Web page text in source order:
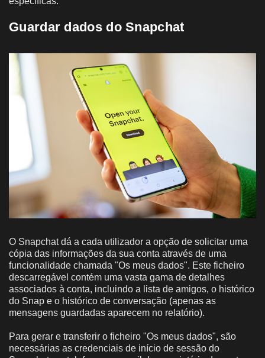
Guardar dados do Snapchat
O Snapchat dá a cada utilizador a opção de solicitar uma
cópia das informações da sua conta através de uma
funcionalidade chamada "Os meus dados". Este ficheiro
descarregável contém uma vasta gama de detalhes
associados à conta, incluindo a lista de amigos, o histórico
do Snap e o histórico de conversação (apenas as
mensagens guardadas aparecem no relatório).
Para gerar e transferir o ficheiro "Os meus dados", são
necessárias as credenciais de início de sessão do